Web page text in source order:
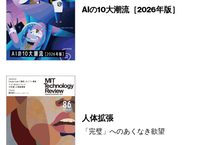
AIの10大潮流［2026年版］
人体拡張
「完璧」へのあくなき欲望